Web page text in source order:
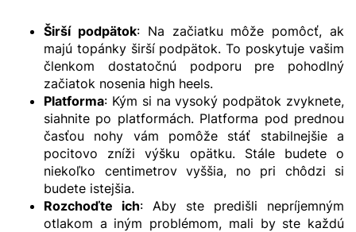
Širší podpätok: Na začiatku môže pomôcť, ak
majú topánky širší podpätok. To poskytuje vašim
členkom dostatočnú podporu pre pohodlný
začiatok nosenia high heels.
Platforma: Kým si na vysoký podpätok zvyknete,
siahnite po platformách. Platforma pod prednou
časťou nohy vám pomôže stáť stabilnejšie a
pocitovo zníži výšku opätku. Stále budete o
niekoľko centimetrov vyššia, no pri chôdzi si
budete istejšia.
Rozchoďte ich: Aby ste predišli nepríjemným
otlakom a iným problémom, mali by ste každú